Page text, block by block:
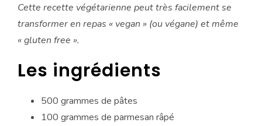
Cette recette végétarienne peut très facilement se
transformer en repas « vegan » (ou végane) et même
« gluten free ».
Les ingrédients
500 grammes de pâtes
100 grammes de parmesan râpé